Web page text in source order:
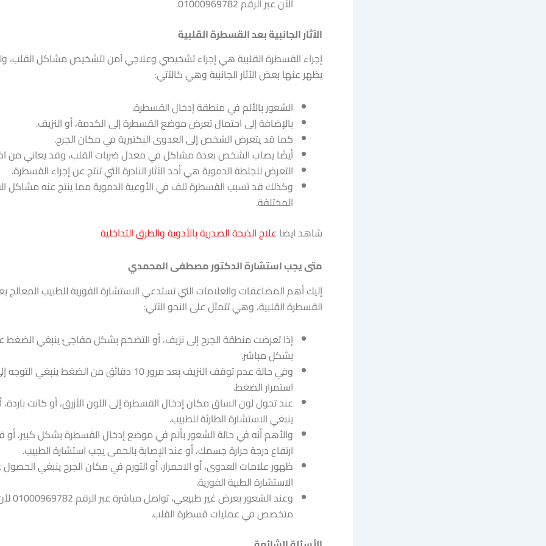
الآثار الجانبية بعد القسطرة القلبية
إجراء القسطرة القلبية هي إجراء تشخيصي وعلاجي آمن لتشخيص مشاكل القلب،
يظهر عنها بعض الآثار الجانبية وهي كالآتي:
الشعور بالألم في منطقة إدخال القسطرة.
بالإضافة إلى احتمال تعرض موضع القسطرة إلى الكدمة، أو النزيف.
كما قد يتعرض الشخص إلى العدوى البكتيرية في مكان الجرح.
أيضًا يصاب الشخص بعدة مشاكل في معدل ضربات القلب، وقد يعاني من
التعرض للجلطة الدموية هي أحد الآثار النادرة التي تنتج عن إجراء القسطرة.
وكذلك قد تسبب القسطرة تلف في الأوعية الدموية مما ينتج عنه مشاكل
المختلفة.
شاهد ايضا علاج الذبحة الصدرية بالأدوية والطرق التداخلية
متى يجب استشارة الدكتور مصطفى المحمدي
إليك أهم المضاعفات والعلامات التي تستدعي الاستشارة الفورية للطبيب المعالج
القسطرة القلبية، وهي تتمثل على النحو الآتي:
إذا تعرضت منطقة الجرح إلى نزيف، أو التضخم بشكل مفاجئ ينبغي الضغط
بشكل مباشر.
وفي حالة عدم توقف النزيف بعد مرور 10 دقائق من الضغط
استمرار الضغط.
عند تحول لون الساق مكان إدخال القسطرة إلى اللون الأزرق، أو كانت
ينبغي الاستشارة الطارئة للطبيب.
والأهم أنه في حالة الشعور بألم في موضع إدخال القسطرة بشكل كبير، أو
ارتفاع درجة حرارة جسمك، أو عند الإصابة بالحمى يجب استشارة الطبيب.
ظهور علامات العدوى، أو الاحمرار، أو التورم في مكان الجرح ينبغي
الاستشارة الطبية الفورية.
وعند الشعور
متخصص في عمليات قسطرة القلب.